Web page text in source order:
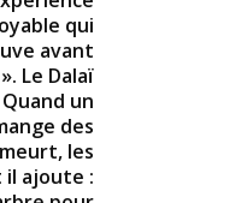
qui
avant
Le Dalaï
un
des
les
il ajoute :